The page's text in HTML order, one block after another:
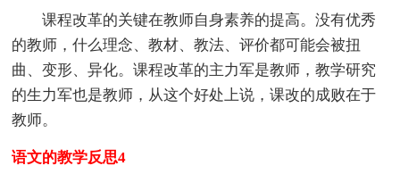
课程改革的关键在教师自身素养的提高。没有优秀
的教师，什么理念、教材、教法、评价都可能会被扭
曲、变形、异化。课程改革的主力军是教师，教学研究
的生力军也是教师，从这个好处上说，课改的成败在于
教师。
语文的教学反思4